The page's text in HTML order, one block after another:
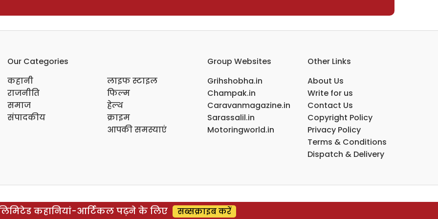
Our Categories
कहानी
राजनीति
समाज
संपादकीय
लाइफ स्टाइल
फिल्म
हेल्थ
क्राइम
आपकी समस्याएं
Group Websites
Grihshobha.in
Champak.in
Caravanmagazine.in
Sarassalil.in
Motoringworld.in
Other Links
About Us
Write for us
Contact Us
Copyright Policy
Privacy Policy
Terms & Conditions
Dispatch & Delivery
कहानियां-आर्टिकल पढ़ने के लिए सब्सक्राइब करें